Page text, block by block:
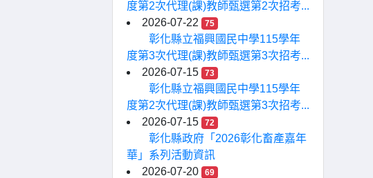
度第2次代理(課)教師甄選第2次招考...
2026-07-22
75
彰化縣立福興國民中學115學年
度第3次代理(課)教師甄選第3次招考...
2026-07-15
73
彰化縣立福興國民中學115學年
度第2次代理(課)教師甄選第3次招考...
2026-07-15
72
彰化縣政府「2026彰化畜產嘉年
華」系列活動資訊
2026-07-20
69